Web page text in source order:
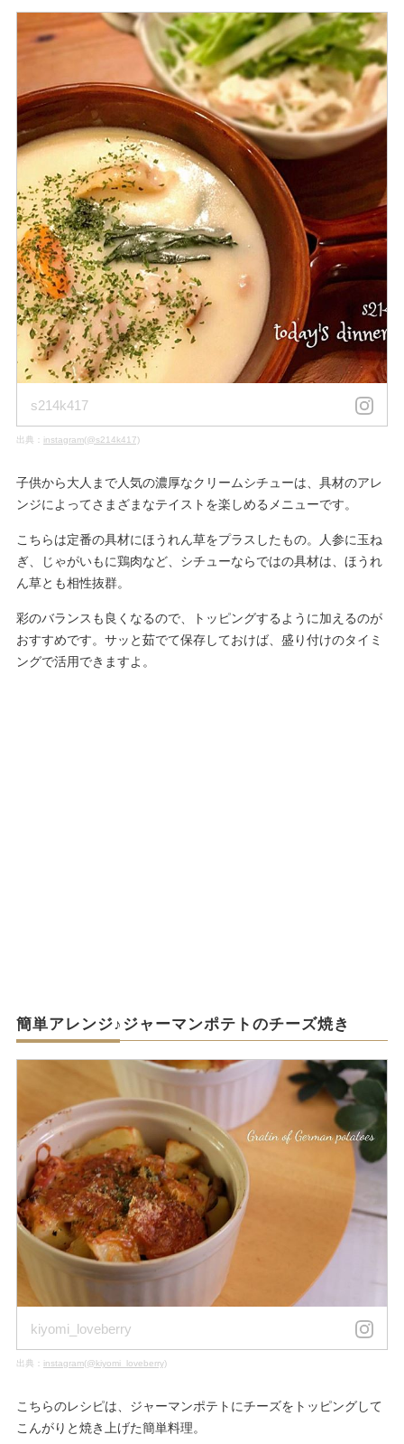
s214k417
出典： instagram(@s214k417)
子供から大人まで人気の濃厚なクリームシチューは、具材のアレ
ンジによってさまざまなテイストを楽しめるメニューです。
こちらは定番の具材にほうれん草をプラスしたもの。人参に玉ね
ぎ、じゃがいもに鶏肉など、シチューならではの具材は、ほうれ
ん草とも相性抜群。
彩のバランスも良くなるので、トッピングするように加えるのが
おすすめです。サッと茹でて保存しておけば、盛り付けのタイミ
ングで活用できますよ。
簡単アレンジ♪ジャーマンポテトのチーズ焼き
kiyomi_loveberry
出典： instagram(@kiyomi_loveberry)
こちらのレシピは、ジャーマンポテトにチーズをトッピングして
こんがりと焼き上げた簡単料理。